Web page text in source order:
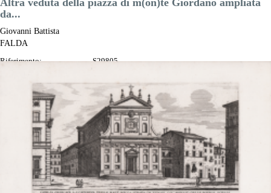
da...
Giovanni Battista
FALDA
Riferimento:
S29805
1665 ca.
Luogo di Stampa:
Roma
Anteprima
DESCRIZIONE